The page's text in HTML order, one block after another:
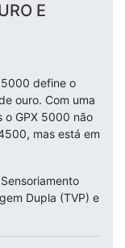
E
5000 define o
ouro. Com uma
o GPX 5000 não
mas está em
Dupla (TVP) e